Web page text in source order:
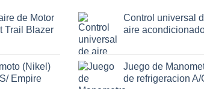
de Motor
Trail Blazer
(Nikel)
Empire
Control universal
aire
Juego de
de refrigeracion A/